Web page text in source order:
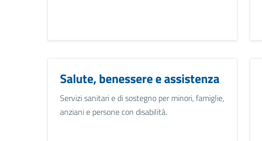
Salute, benessere e assistenza
Servizi sanitari e di sostegno per minori, famiglie,
anziani e persone con disabilità.